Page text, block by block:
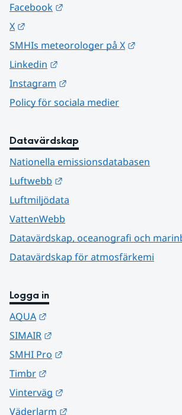
Facebook
X
SMHIs meteorologer på X
Linkedin
Instagram
Policy för sociala medier
Datavärdskap
Nationella emissionsdatabasen
Luftwebb
Luftmiljödata
VattenWebb
Datavärdskap, oceanografi och
Datavärdskap för atmosfärkemi
Logga in
AQUA
SIMAIR
SMHI Pro
Timbr
Vinterväg
Väderlarm